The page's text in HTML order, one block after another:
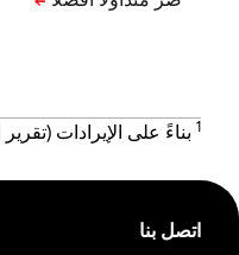
1 بناءً على الإيرادات (تقرير
اتصل بنا